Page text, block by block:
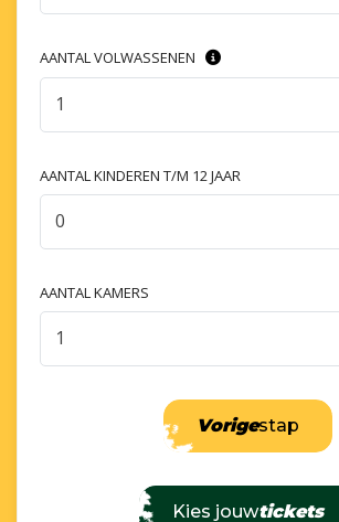
AANTAL VOLWASSENEN
1
AANTAL KINDEREN T/M 12 JAAR
0
AANTAL KAMERS
1
Vorigestap
Kies jouwtickets